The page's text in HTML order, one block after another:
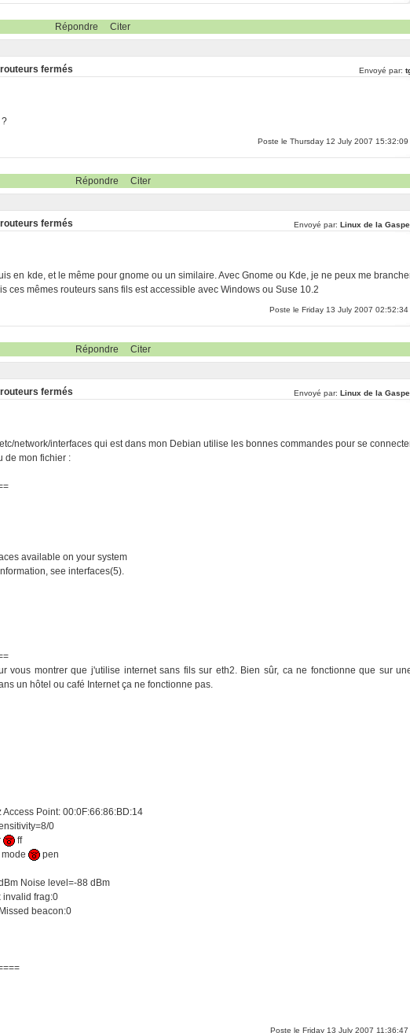
Répondre Citer
fermés Envoyé par:
?
Poste le Thursday 12 July 2007 15:32:09
Répondre Citer
fermés Envoyé par: Linux de la
en kde, et le même pour gnome ou un similaire. Avec Gnome ou Kde, je ne peux me
ces mêmes routeurs sans fils est accessible avec Windows ou Suse 10.2
Poste le Friday 13 July 2007 02:52:34
Répondre Citer
fermés Envoyé par: Linux de la
network/interfaces qui est dans mon Debian utilise les bonnes commandes pour se
de mon fichier :
available on your system
see interfaces(5).
vous montrer que j'utilise internet sans fils sur eth2. Bien sûr, ca ne fonctionne que sur
un hôtel ou café Internet ça ne fonctionne pas.
Point: 00:0F:66:86:BD:14
0
ff
pen
Noise level=-88 dBm
invalid frag:0
beacon:0
Poste le Friday 13 July 2007 11:36:47